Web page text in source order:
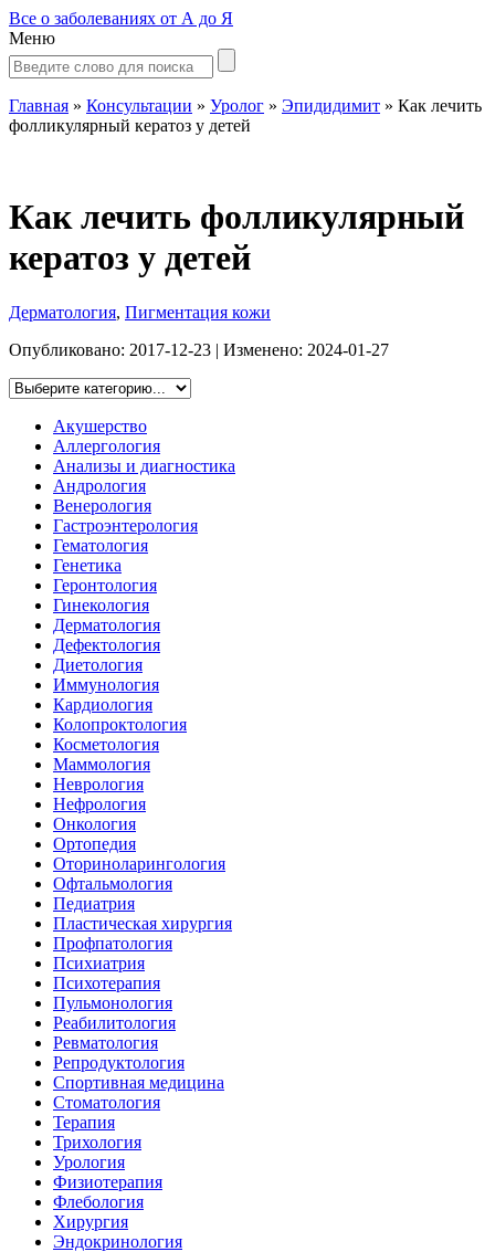
Все о заболеваниях от А до Я
Меню
Главная » Консультации » Уролог » Эпидидимит » Как лечить
фолликулярный кератоз у детей
Как лечить фолликулярный
кератоз у детей
Дерматология, Пигментация кожи
Опубликовано: 2017-12-23 | Изменено: 2024-01-27
Акушерство
Аллергология
Анализы и диагностика
Андрология
Венерология
Гастроэнтерология
Гематология
Генетика
Геронтология
Гинекология
Дерматология
Дефектология
Диетология
Иммунология
Кардиология
Колопроктология
Косметология
Маммология
Неврология
Нефрология
Онкология
Ортопедия
Оториноларингология
Офтальмология
Педиатрия
Пластическая хирургия
Профпатология
Психиатрия
Психотерапия
Пульмонология
Реабилитология
Ревматология
Репродуктология
Спортивная медицина
Стоматология
Терапия
Трихология
Урология
Физиотерапия
Флебология
Хирургия
Эндокринология